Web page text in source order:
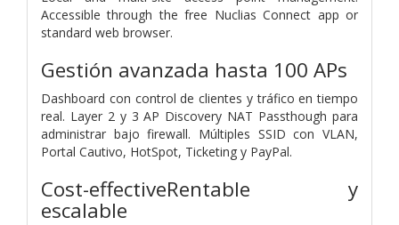
Accessible through the free Nuclias Connect app or
standard web browser.
Gestión avanzada hasta 100 APs
Dashboard con control de clientes y tráfico en tiempo
real. Layer 2 y 3 AP Discovery NAT Passthough para
administrar bajo firewall. Múltiples SSID con VLAN,
Portal Cautivo, HotSpot, Ticketing y PayPal.
Cost-effectiveRentable y
escalable